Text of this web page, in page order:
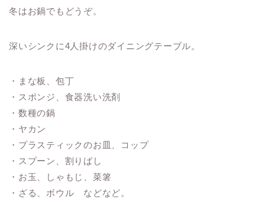
冬はお鍋でもどうぞ。
深いシンクに4人掛けのダイニングテーブル。
・まな板、包丁
・スポンジ、食器洗い洗剤
・数種の鍋
・ヤカン
・プラスティックのお皿、コップ
・スプーン、割りばし
・お玉、しゃもじ、菜箸
・ざる、ボウル などなど。